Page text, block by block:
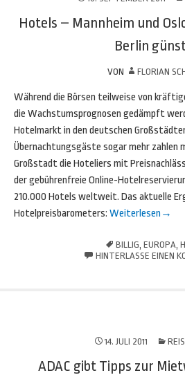
Hotels – Mannheim und
Berlin
VON FLORIAN
Während die Börsen teilweise von
die Wachstumsprognosen gedämpft
Hotelmarkt in den deutschen
Übernachtungsgäste sogar mehr zahlen
Großstadt die Hoteliers mit
der gebührenfreie Online-
210.000 Hotels weltweit. Das aktuelle
Hotelpreisbarometers: Weiterlesen →
BILLIG, EUROPA,
HINTERLASSE EINEN
14. JULI 2011
ADAC gibt Tipps zur